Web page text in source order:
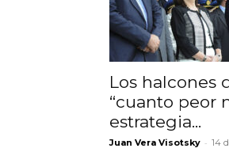
Los halcones
“cuanto peor
estrategia...
Juan Vera Visotsky - 14